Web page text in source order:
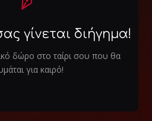
γίνεται διήγημα!
δώρο στο ταίρι σου που θα
για καιρό!